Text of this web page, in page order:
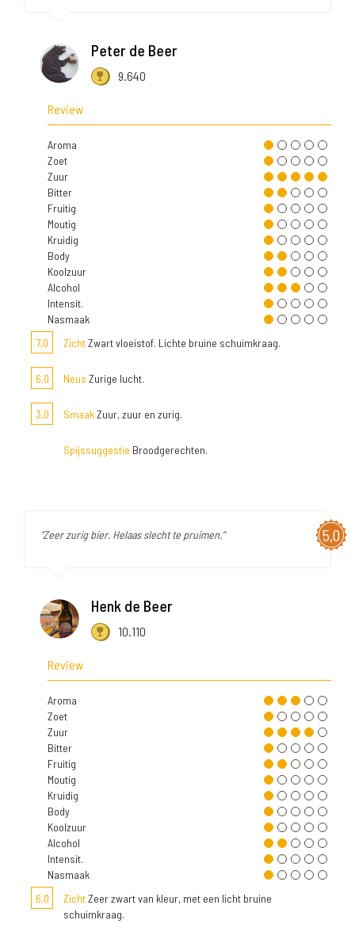
Peter de Beer
9.640
Review
Aroma
Zoet
Zuur
Bitter
Fruitig
Moutig
Kruidig
Body
Koolzuur
Alcohol
Intensit.
Nasmaak
7,0
ZichtZwart vloeistof. Lichte bruine schuimkraag.
6,0 Neus Zurige lucht.
3,0 SmaakZuur, zuur en zurig.
Spijssuggestie Broodgerechten.
5,0
"Zeer zurig bier. Helaas slecht te pruimen."
Henk de Beer
10.110
Review
Aroma
Zoet
Zuur
Bitter
Fruitig
Moutig
Kruidig
Body
Koolzuur
Alcohol
Intensit.
Nasmaak
6,0
ZichtZeer zwart van kleur, met een licht bruine
schuimkraag.